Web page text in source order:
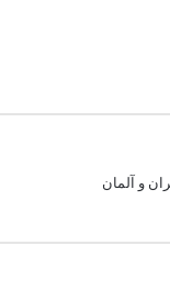
و آلمان